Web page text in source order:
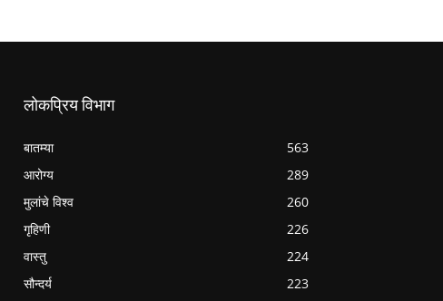
लोकप्रिय विभाग
बातम्या
563
आरोग्य
289
मुलांचे विश्व
260
गृहिणी
226
वास्तु
224
सौन्दर्य
223